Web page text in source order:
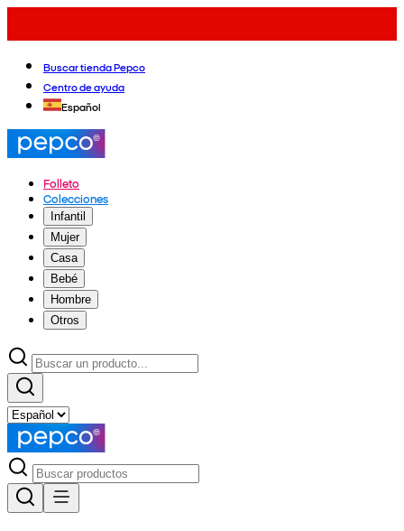
Buscar tienda Pepco
Centro de ayuda
Español
Folleto
Colecciones
Infantil
Mujer
Casa
Bebé
Hombre
Otros